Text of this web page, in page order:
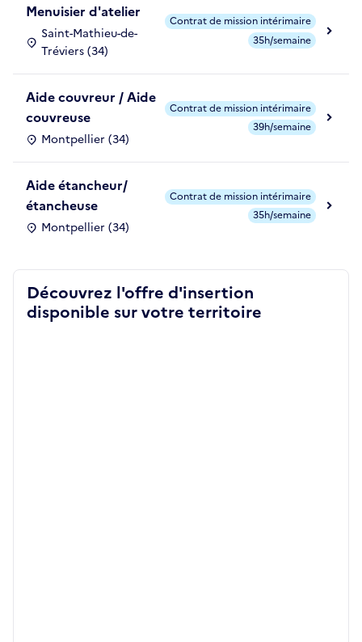
Menuisier d'atelier
Saint-Mathieu-de-
Tréviers (34)
Contrat de mission intérimaire
35h/semaine
Aide couvreur / Aide
couvreuse
Montpellier (34)
Contrat de mission intérimaire
39h/semaine
Aide étancheur/
étancheuse
Montpellier (34)
Contrat de mission intérimaire
35h/semaine
Découvrez l'offre d'insertion
disponible sur votre territoire